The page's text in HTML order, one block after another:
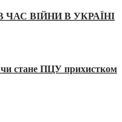
ВІЙНИ В УКРАЇНІ
чи стане ПЦУ прихистком